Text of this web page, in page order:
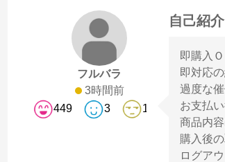
フルバラ
3時間前
449
3 1
自己紹介
即購入
即対応
過度な
お支払
商品内
購入後
ログア